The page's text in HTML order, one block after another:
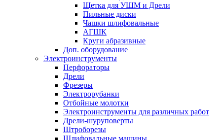
Щетка для УШМ и Дрели
Пильные диски
Чашки шлифовальные
АГШК
Круги абразивные
Доп. оборудование
Электроинструменты
Перфораторы
Дрели
Фрезеры
Электрорубанки
Отбойные молотки
Электроинструменты для различных работ
Дрели-шуруповерты
Штроборезы
Шлифовальные машины